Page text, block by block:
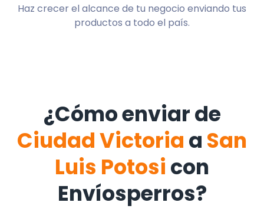
Haz crecer el alcance de tu negocio enviando tus
productos a todo el país.
¿Cómo enviar de
Ciudad Victoria a San
Luis Potosi con
Envíosperros?